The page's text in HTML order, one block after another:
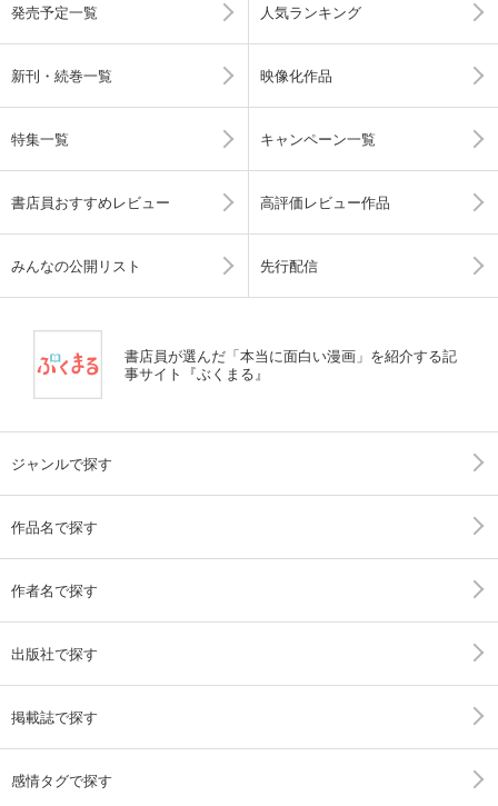
発売予定一覧 人気ランキング
新刊・続巻一覧 映像化作品
特集一覧 キャンペーン一覧
書店員おすすめレビュー 高評価レビュー作品
みんなの公開リスト 先行配信
書店員が選んだ「本当に面白い漫画」を紹介する記
事サイト『ぶくまる』
ジャンルで探す
作品名で探す
作者名で探す
出版社で探す
掲載誌で探す
感情タグで探す